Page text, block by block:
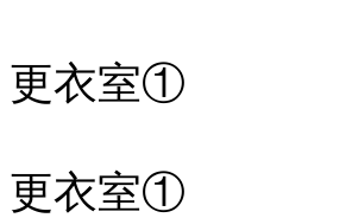
更衣室①
更衣室①